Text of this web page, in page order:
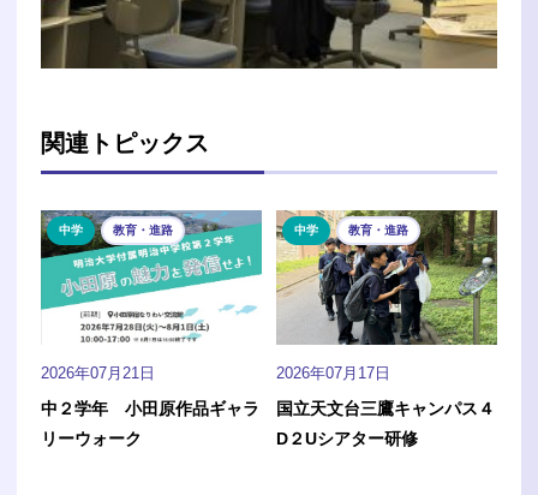
関連トピックス
2026年07月21日
中２学年 小田原作品ギャラ
リーウォーク
中学 教育・進路
2026年07月17日
国立天文台三鷹キャンパス４
D２Uシアター研修
中学 教育・進路